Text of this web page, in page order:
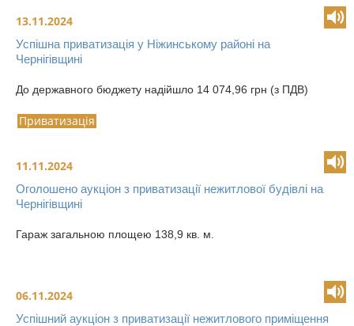
13.11.2024
Успішна приватизація у Ніжинському районі на
Чернігівщині
До державного бюджету надійшло 14 074,96 грн (з ПДВ)
Приватизація
11.11.2024
Оголошено аукціон з приватизації нежитлової будівлі на
Чернігівщині
Гараж загальною площею 138,9 кв. м.
06.11.2024
Успішний аукціон з приватизації нежитлового приміщення